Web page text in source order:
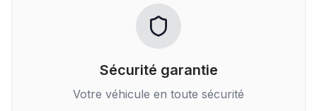
Sécurité garantie
Votre véhicule en toute sécurité